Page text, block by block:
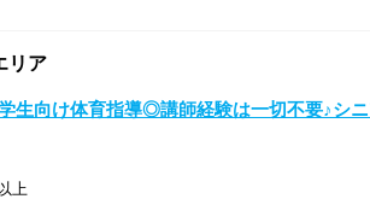
リア
生向け体育指導◎講師経験は一切不要♪シ
上